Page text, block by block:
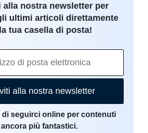
alla nostra newsletter per
ultimi articoli direttamente
tua casella di posta!
alla nostra newsletter
seguirci online per contenuti
ancora più fantastici.